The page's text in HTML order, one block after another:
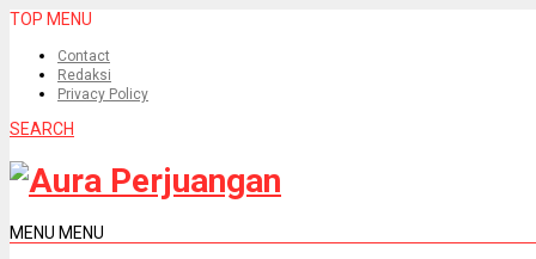
TOP MENU
Contact
Redaksi
Privacy Policy
SEARCH
MENU MENU